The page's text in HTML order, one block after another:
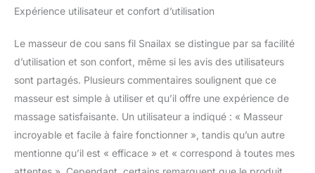
【8 rouleaux de pétrissage 4D avancés】Le
équipé de 8 nœuds rotatifs Shiatsu qui
délivrent un massage 4D en profondeur pour
soulager les douleurs et les raideurs des
muscles du cou, des épaules et du dos,
atténuer la fatigue et vous aider à vous
détendre après une longue journée. Ce
masseur Shiatsu sans fil imite la sensation
des mains humaines, offrant une expérience
de massage authentique et apaisante.
【Plusieurs réglages de massage】 L'appareil
Expérience utilisateur et confort d’utilisation
Le masseur de cou sans fil Snailax se distingue par sa facilité
d’utilisation et son confort, même si les avis des utilisateurs
sont partagés. Plusieurs commentaires soulignent que ce
masseur est simple à utiliser et qu’il offre une expérience de
massage satisfaisante. Un utilisateur a indiqué : « Masseur
incroyable et facile à faire fonctionner », tandis qu’un autre
mentionne qu’il est « efficace » et « correspond à toutes mes